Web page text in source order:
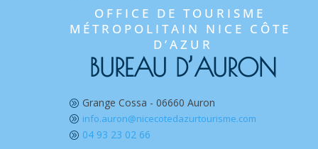
OFFICE DE TOURISME
MÉTROPOLITAIN NICE CÔTE
D’AZUR
BUREAU D’AURON
A Grange Cossa - 06660 Auron
A info.auron@nicecotedazurtourisme.com
A 04 93 23 02 66